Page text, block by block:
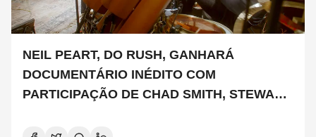
NEIL PEART, DO RUSH, GANHARÁ
DOCUMENTÁRIO INÉDITO COM
PARTICIPAÇÃO DE CHAD SMITH, STEWART